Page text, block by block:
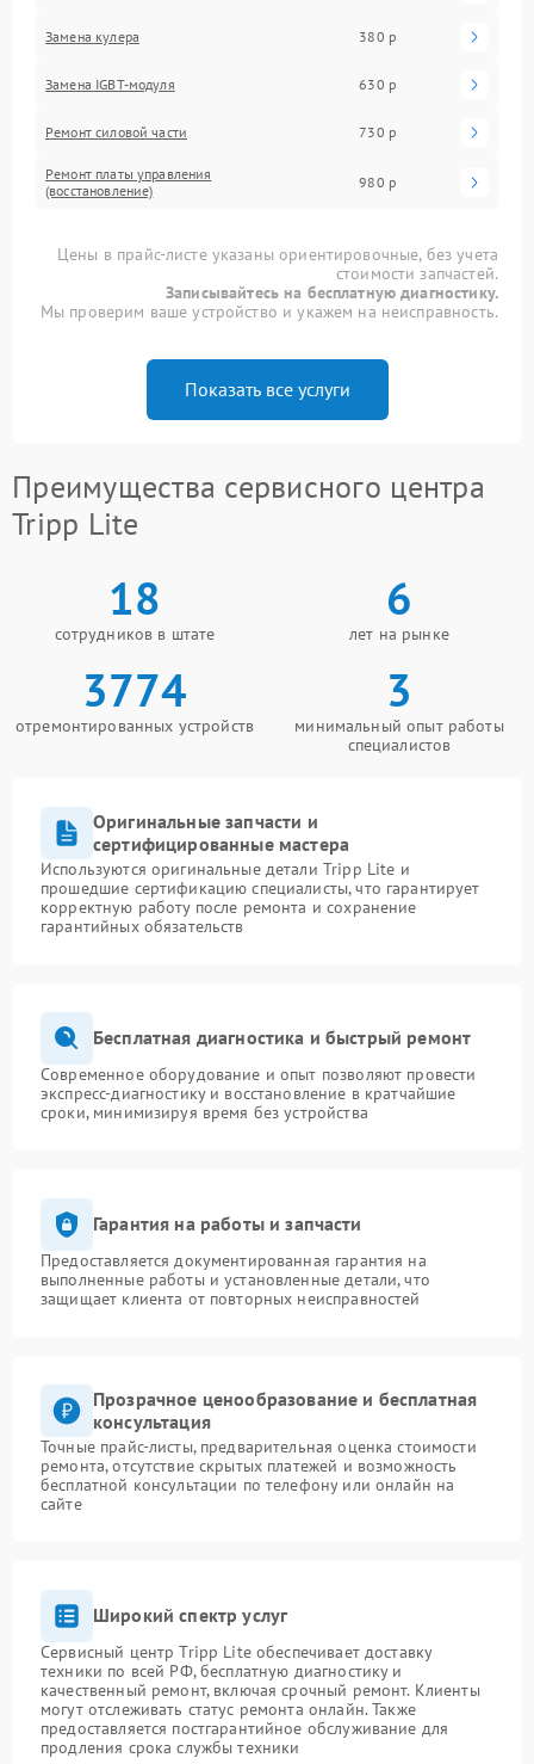
Замена кулера 380 р
Замена IGBT-модуля 630 р
Ремонт силовой части 730 р
Ремонт платы управления
(восстановление)
980 р
Цены в прайс-листе указаны ориентировочные, без учета
стоимости запчастей.
Записывайтесь на бесплатную диагностику.
Мы проверим ваше устройство и укажем на неисправность.
Показать все услуги
Преимущества сервисного центра
Tripp Lite
18
сотрудников в штате
6
лет на рынке
3774
отремонтированных устройств
3
минимальный опыт работы
специалистов
Оригинальные запчасти и
сертифицированные мастера
Используются оригинальные детали Tripp Lite и
прошедшие сертификацию специалисты, что гарантирует
корректную работу после ремонта и сохранение
гарантийных обязательств
Бесплатная диагностика и быстрый ремонт
Современное оборудование и опыт позволяют провести
экспресс-диагностику и восстановление в кратчайшие
сроки, минимизируя время без устройства
Гарантия на работы и запчасти
Предоставляется документированная гарантия на
выполненные работы и установленные детали, что
защищает клиента от повторных неисправностей
Прозрачное ценообразование и бесплатная
консультация
Точные прайс-листы, предварительная оценка стоимости
ремонта, отсутствие скрытых платежей и возможность
бесплатной консультации по телефону или онлайн на
сайте
Широкий спектр услуг
Сервисный центр Tripp Lite обеспечивает доставку
техники по всей РФ, бесплатную диагностику и
качественный ремонт, включая срочный ремонт. Клиенты
могут отслеживать статус ремонта онлайн. Также
предоставляется постгарантийное обслуживание для
продления срока службы техники